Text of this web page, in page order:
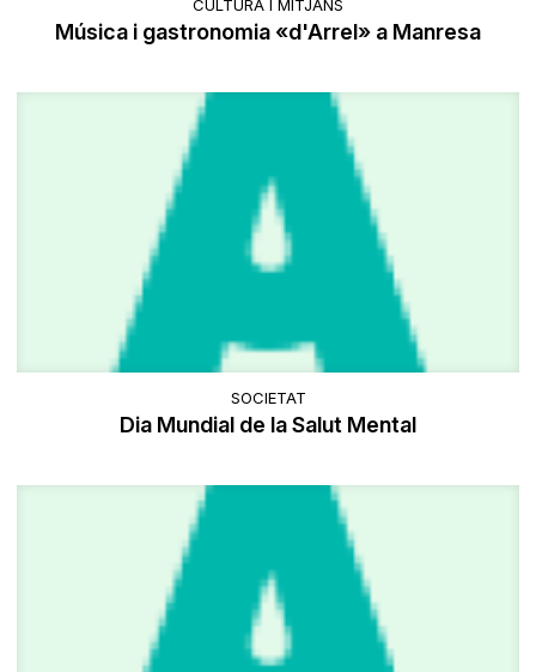
CULTURA I MITJANS
Música i gastronomia «d'Arrel» a Manresa
SOCIETAT
Dia Mundial de la Salut Mental